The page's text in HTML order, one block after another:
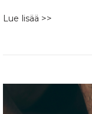
Lue lisää >>